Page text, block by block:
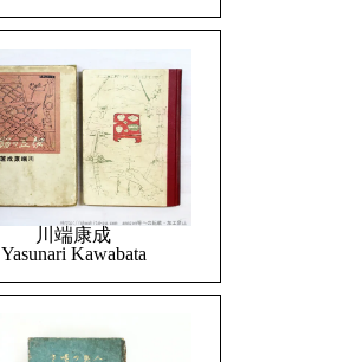
川端康成
Yasunari Kawabata